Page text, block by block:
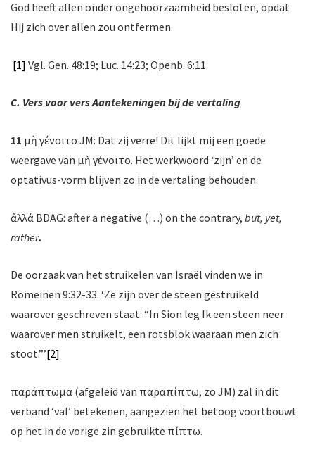
God heeft allen onder ongehoorzaamheid besloten, opdat
Hij zich over allen zou ontfermen.
[1] Vgl. Gen. 48:19; Luc. 14:23; Openb. 6:11.
C. Vers voor vers Aantekeningen bij de vertaling
11 μὴ γένοιτο JM: Dat zij verre! Dit lijkt mij een goede
weergave van μὴ γένοιτο. Het werkwoord ‘zijn’ en de
optativus-vorm blijven zo in de vertaling behouden.
ἀλλά BDAG: after a negative (…) on the contrary, but, yet,
rather.
De oorzaak van het struikelen van Israël vinden we in
Romeinen 9:32-33: ‘Ze zijn over de steen gestruikeld
waarover geschreven staat: “In Sion leg Ik een steen neer
waarover men struikelt, een rotsblok waaraan men zich
stoot.”’[2]
παράπτωμα (afgeleid van παραπίπτω, zo JM) zal in dit
verband ‘val’ betekenen, aangezien het betoog voortbouwt
op het in de vorige zin gebruikte πίπτω.